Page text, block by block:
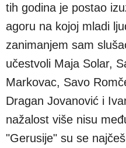
tih godina je postao
agoru na kojoj mladi
zanimanjem sam
učestvoli Maja Solar,
Markovac, Savo
Dragan Jovanović i
nažalost više nisu
"Gerusije" su se